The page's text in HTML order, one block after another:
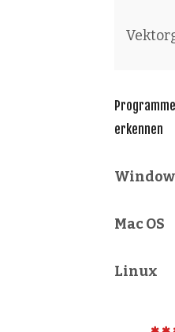
erkennen
Mac OS
Linux